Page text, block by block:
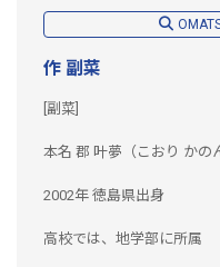
作 副菜
[副菜]
本名 郡 叶夢（こおり かの
2002年 徳島県出身
高校では、地学部に所属